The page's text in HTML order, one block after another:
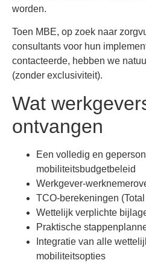
worden.
Toen MBE, op zoek naar
consultants voor hun
contacteerde, hebben we
(zonder exclusiviteit).
Wat
ontvangen
Een volledig en
mobiliteitsbudgetbeleid
Werkgever-
TCO-berekeningen
Wettelijk verplichte
Praktische
Integratie van alle
mobiliteitsopties